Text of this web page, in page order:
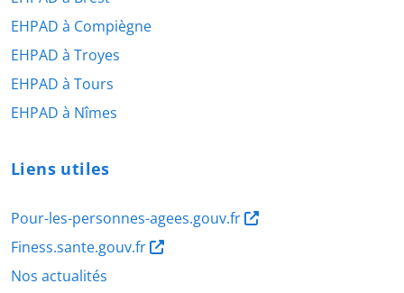
EHPAD à Compiègne
EHPAD à Troyes
EHPAD à Tours
EHPAD à Nîmes
Liens utiles
Pour-les-personnes-agees.gouv.fr
Finess.sante.gouv.fr
Nos actualités